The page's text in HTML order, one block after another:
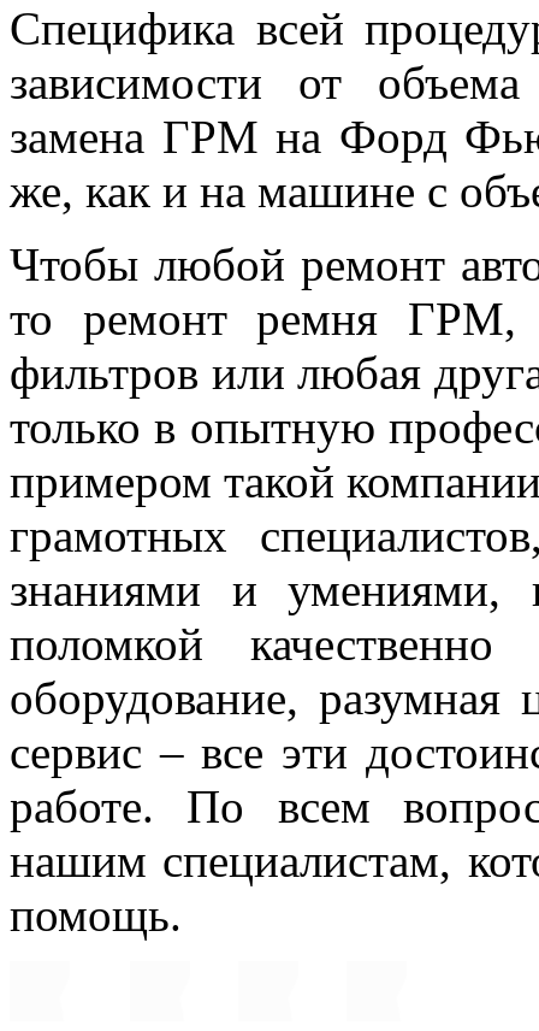
Специфика всей
зависимости от
замена ГРМ на Форд
же, как и на машине с
Чтобы любой ремонт
то ремонт ремня ГРМ,
фильтров или любая
только в опытную
примером такой
грамотных
знаниями и умениями,
поломкой
оборудование,
сервис – все эти
работе. По всем
нашим специалистам,
помощь.